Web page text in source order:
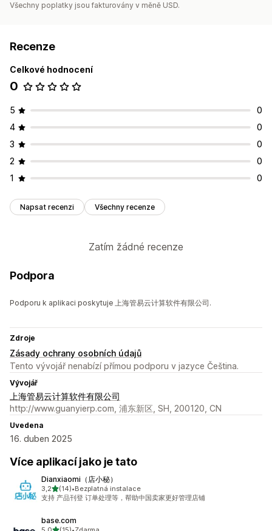
Všechny poplatky jsou fakturovány v měně USD.
Recenze
Celkové hodnocení
0
5
0
4
0
3
0
2
0
1
0
Napsat recenzi Všechny recenze
Zatím žádné recenze
Podpora
Podporu k aplikaci poskytuje 上海管易云计算软件有限公司.
Zdroje
Zásady ochrany osobních údajů
Tento vývojář nenabízí přímou podporu v jazyce Čeština.
Vývojář
上海管易云计算软件有限公司
http://www.guanyierp.com, 浦东新区, SH, 200120, CN
Uvedena
16. duben 2025
Více aplikací jako je tato
Dianxiaomi（店小秘）
3,2z 5 hvězd
(14)
Celkový počet recenzí: 14
•Bezplatná instalace
支持 产品刊登 订单处理等，帮助中国卖家更好管理店铺
base.com